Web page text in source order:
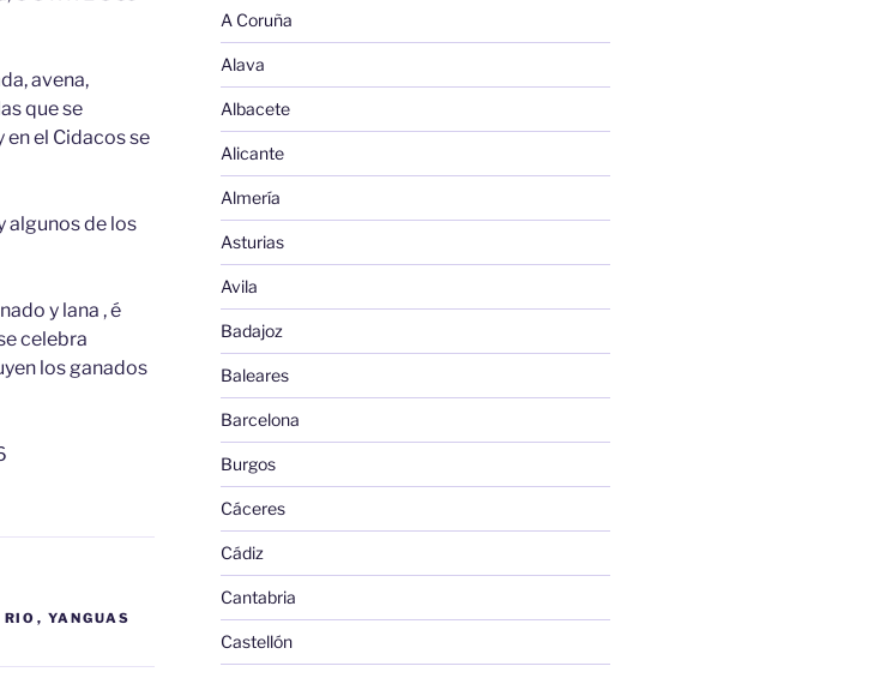
avena,
que se
el Cidacos se
algunos de los
y lana , é
celebra
los ganados
RIO , YANGUAS
A Coruña
Alava
Albacete
Alicante
Almería
Asturias
Avila
Badajoz
Baleares
Barcelona
Burgos
Cáceres
Cádiz
Cantabria
Castellón